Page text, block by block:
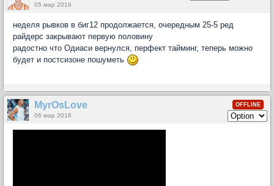
05 мар 2016
неделя рывков в биг12 продолжается, очередным 25-5 ред
райдерс закрывают первую половину
радостно что Одиаси вернулся, перфект тайминг, теперь можно
будет и постсизоне пошуметь
OFFLINE
MyrOsLove
06 мар 2016